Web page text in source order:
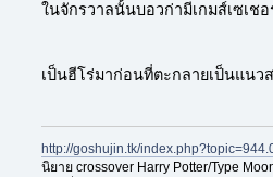
ในจักรวาลนั้นบอวก่ามีเกมส์เซเช
เป็นฮีโร่มาก่อนที่ตะกลายเป็นแนว
http://goshujin.tk/
นิยาย crossover Harry Potter/Type